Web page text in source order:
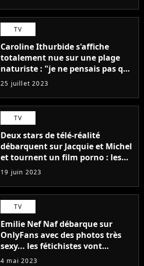
TV
Caroline Ithurbide s'affiche
totalement nue sur une plage
naturiste : "je ne pensais pas que
j'arriverais à le faire..."
25 juillet 2023
TV
Deux stars de télé-réalité
débarquent sur Jacquie et Michel
et tournent un film porno : les
premières images du tournage
(exclu)
19 juin 2023
TV
Emilie Nef Naf débarque sur
OnlyFans avec des photos très
sexy... les fétichistes vont
prendre leur pied !
4 mai 2023